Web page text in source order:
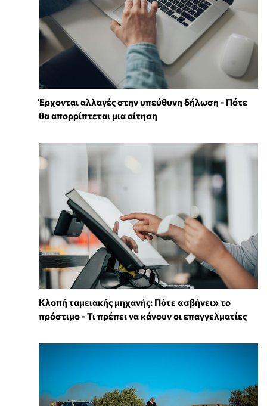
Έρχονται αλλαγές στην υπεύθυνη δήλωση - Πότε
θα απορρίπτεται μια αίτηση
Κλοπή ταμειακής μηχανής: Πότε «σβήνει» το
πρόστιμο - Τι πρέπει να κάνουν οι επαγγελματίες